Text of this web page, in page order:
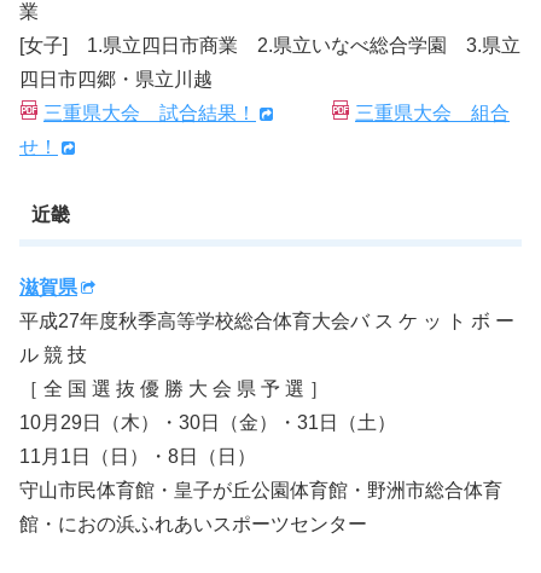
業
[女子] 1.県立四日市商業 2.県立いなべ総合学園 3.県立
四日市四郷・県立川越
三重県大会 試合結果！
三重県大会 組合
せ！
近畿
滋賀県
平成27年度秋季高等学校総合体育大会バ ス ケ ッ ト ボ ー
ル 競 技
［ 全 国 選 抜 優 勝 大 会 県 予 選 ］
10月29日（木）・30日（金）・31日（土）
11月1日（日）・8日（日）
守山市民体育館・皇子が丘公園体育館・野洲市総合体育
館・におの浜ふれあいスポーツセンター